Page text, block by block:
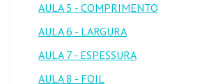
AULA 5 - COMPRIMENTO
AULA 6 - LARGURA
AULA 7 - ESPESSURA
AULA 8 - FOIL